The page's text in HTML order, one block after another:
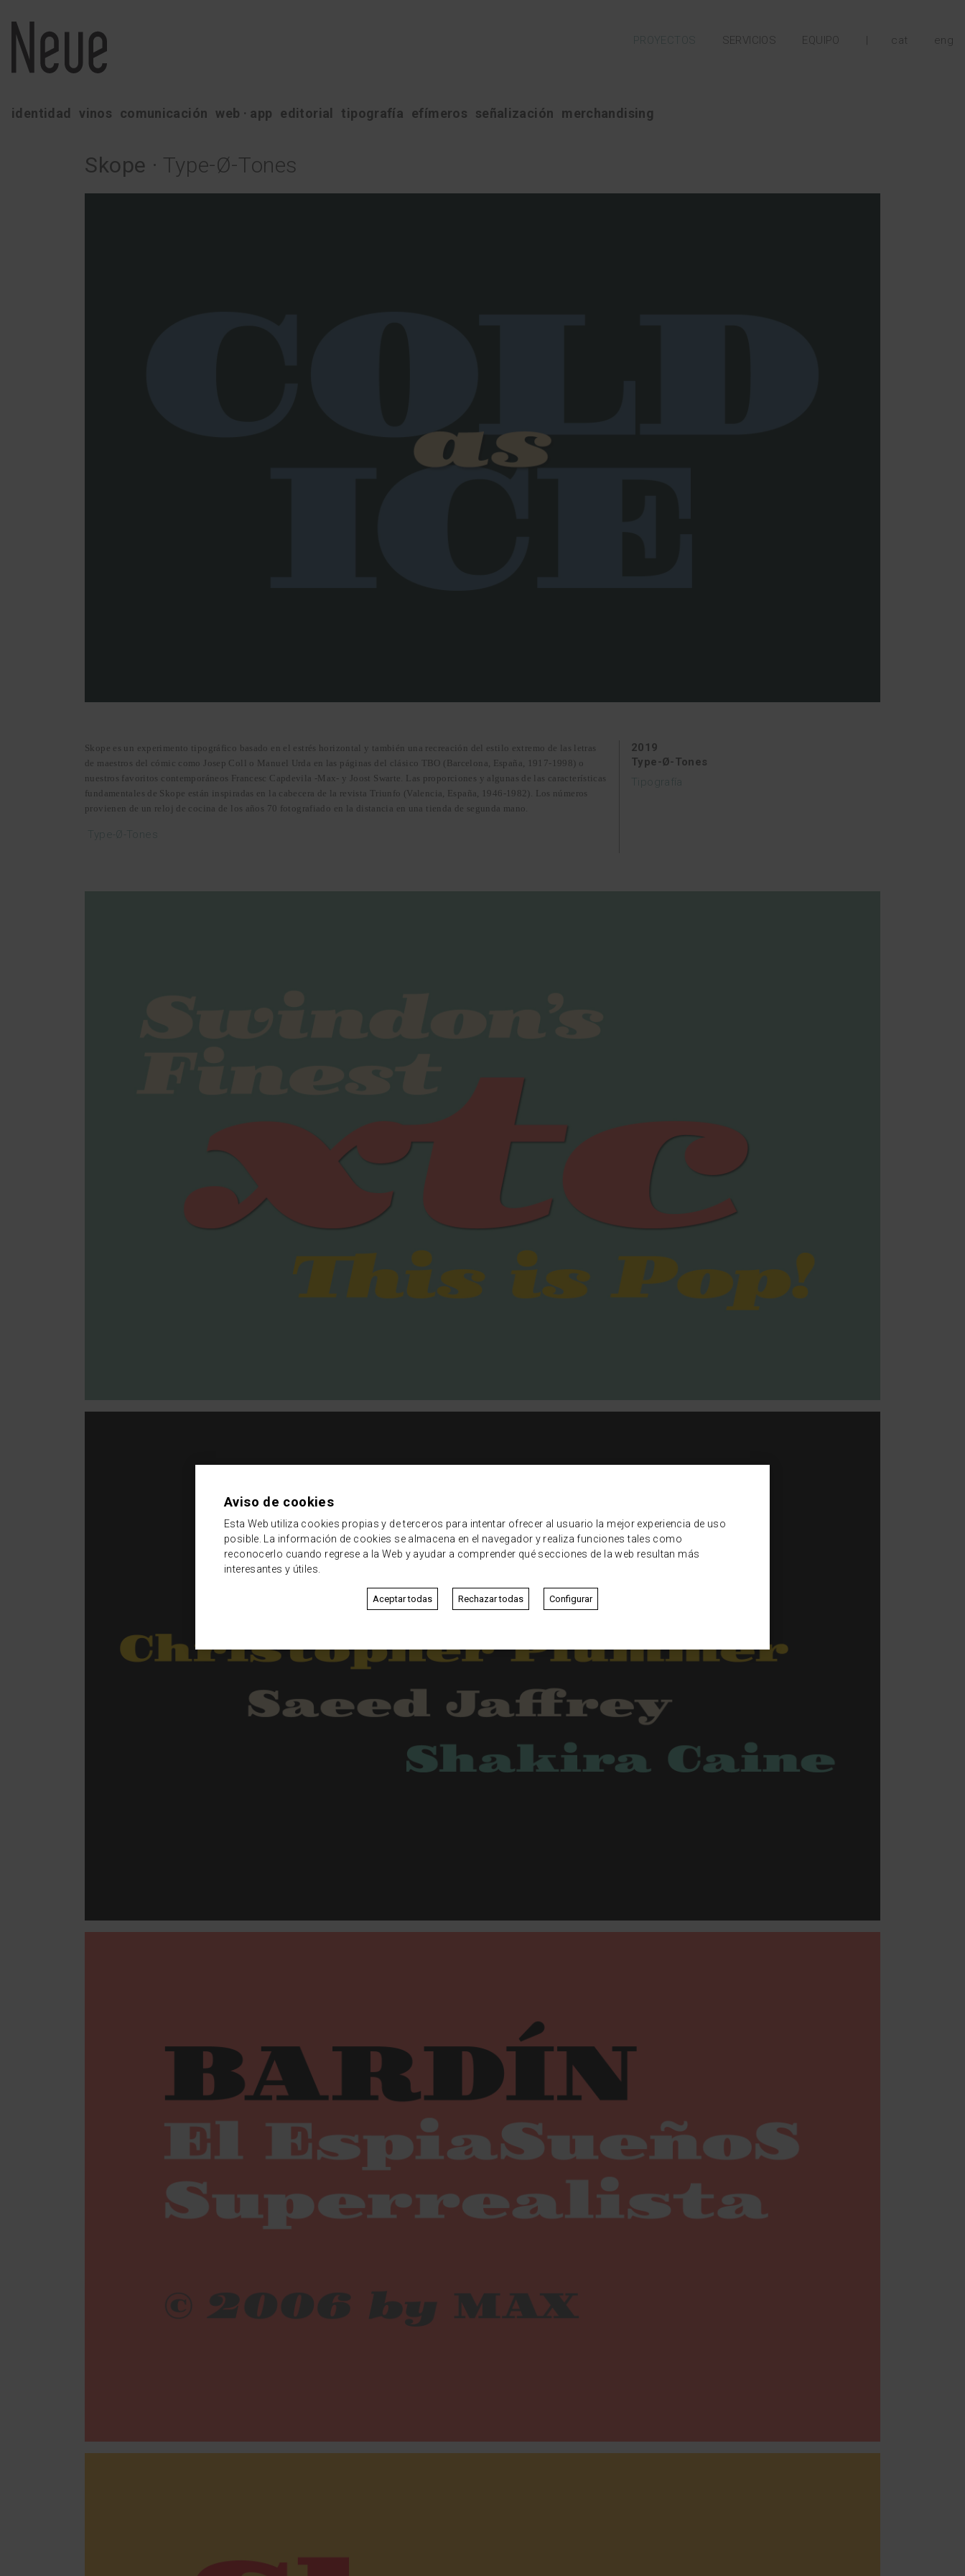
PROYECTOS SERVICIOS EQUIPO | cat eng
identidad vinos comunicación web · app editorial tipografía efímeros señalización merchandising
Skope · Type-Ø-Tones
Skope es un experimento tipográfico basado en el estrés horizontal y también una recreación del estilo extremo de las letras
de maestros del cómic como Josep Coll o Manuel Urda en las páginas del clásico TBO (Barcelona, España, 1917-1998) o
nuestros favoritos contemporáneos Francesc Capdevila -Max- y Joost Swarte. Las proporciones y algunas de las características
fundamentales de Skope están inspiradas en la cabecera de la revista Triunfo (Valencia, España, 1946-1982). Los números
provienen de un reloj de cocina de los años 70 fotografiado en la distancia en una tienda de segunda mano.
Type-Ø-Tones
2019
Type-Ø-Tones
Tipografía
Aviso de cookies
Esta Web utiliza cookies propias y de terceros para intentar ofrecer al usuario la mejor experiencia de uso
posible. La información de cookies se almacena en el navegador y realiza funciones tales como
reconocerlo cuando regrese a la Web y ayudar a comprender qué secciones de la web resultan más
interesantes y útiles.
Aceptar todas Rechazar todas Configurar